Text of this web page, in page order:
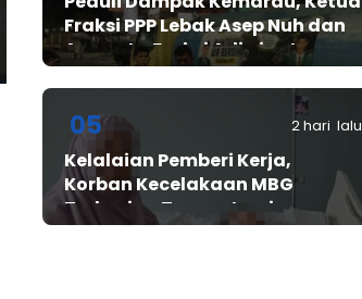
Fraksi PPP Lebak Asep Nuh dan
Anggota Fraksi Adiwinata
Kusuma Salurkan Bantuan Air
Bintangresm
05 2 hari lalu
Kelalaian Pemberi Kerja,
Korban Kecelakaan MBG
Terbaring Tanpa Jaminan